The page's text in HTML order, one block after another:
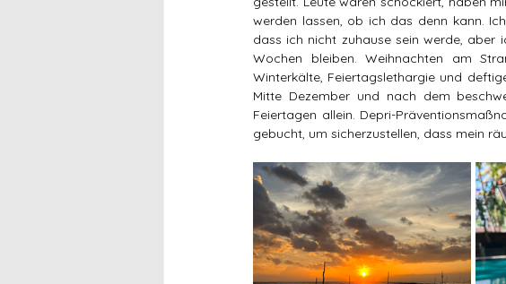
werden lassen, ob ich das denn kann.
dass ich nicht zuhause sein werde, aber
Wochen bleiben. Weihnachten am
Winterkälte, Feiertagslethargie und
Mitte Dezember und nach dem
Feiertagen allein. Depri-
gebucht, um sicherzustellen, dass mein